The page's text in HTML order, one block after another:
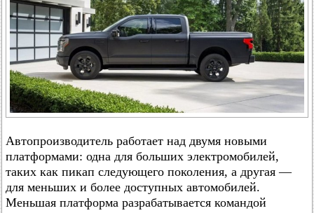
Автопроизводитель работает над двумя новыми
платформами: одна для больших электромобилей,
таких как пикап следующего поколения, а другая —
для меньших и более доступных автомобилей.
Меньшая платформа разрабатывается командой